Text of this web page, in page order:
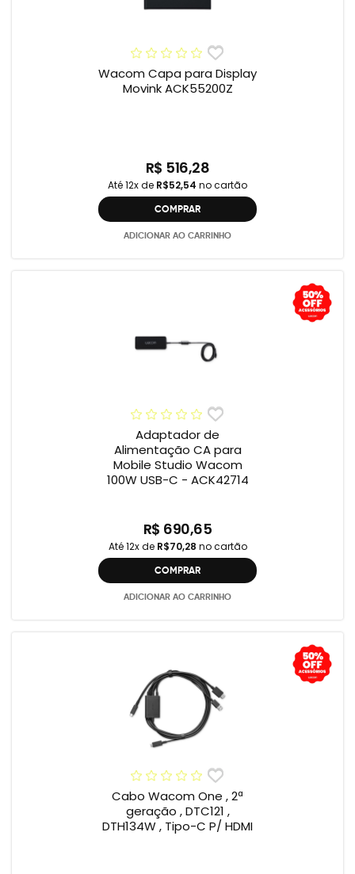
Wacom Capa para Display
Movink ACK55200Z
R$ 516,28
Até 12x de R$52,54 no cartão
COMPRAR
ADICIONAR AO CARRINHO
Adaptador de
Alimentação CA para
Mobile Studio Wacom
100W USB-C - ACK42714
R$ 690,65
Até 12x de R$70,28 no cartão
COMPRAR
ADICIONAR AO CARRINHO
Cabo Wacom One , 2ª
geração , DTC121 ,
DTH134W , Tipo-C P/ HDMI